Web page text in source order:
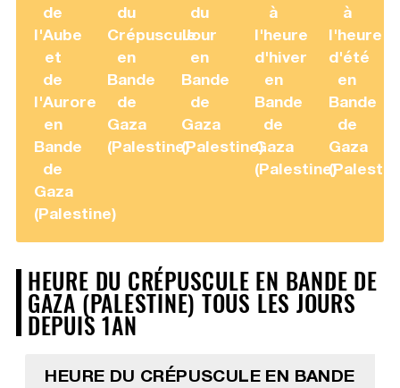
de
l'Aube
et
de
l'Aurore
en
Bande
de
Gaza
(Palestine)
du
Crépuscule
en
Bande
de
Gaza
(Palestine)
du
Jour
en
Bande
de
Gaza
(Palestine)
à
l'heure
d'hiver
en
Bande
de
Gaza
(Palestine)
à
l'heure
d'été
en
Bande
de
Gaza
HEURE DU CRÉPUSCULE EN BANDE DE
GAZA (PALESTINE) TOUS LES JOURS
DEPUIS 1AN
HEURE DU CRÉPUSCULE EN BANDE